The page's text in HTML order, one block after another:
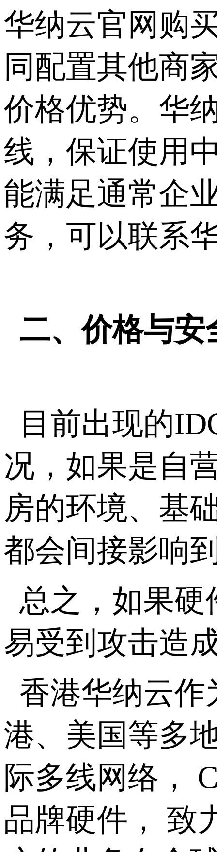
华纳云官网购
同配置其他商
价格优势。华
线，保证使用
能满足通常企
务，可以联系
二、价格与安
目前出现的
况，如果是自
房的环境、基
都会间接影响
总之，如果
易受到攻击造
香港华纳云作
港、美国等多
际多线网络，
品牌硬件， 致